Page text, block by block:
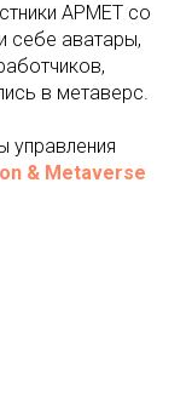
АРМЕТ со
себе аватары,
в метаверс.
управления
& Metaverse